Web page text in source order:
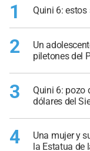
1 Quini 6:
2
Un
piletones del
3
Quini 6: pozo
dólares del
4
Una mujer y
la Estatua de